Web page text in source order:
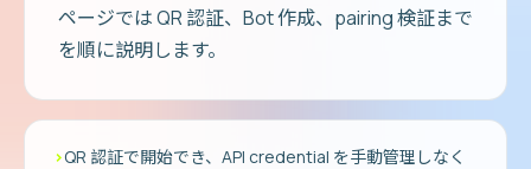
ページでは QR 認証、Bot 作成、pairing 検証まで
を順に説明します。
›QR 認証で開始でき、API credential を手動管理しなく